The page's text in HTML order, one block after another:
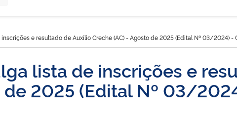
e resultado de Auxílio Creche (AC) - Agosto de 2025 (Edital Nº 03/2024) -
lista de inscrições e
de 2025 (Edital Nº 03/